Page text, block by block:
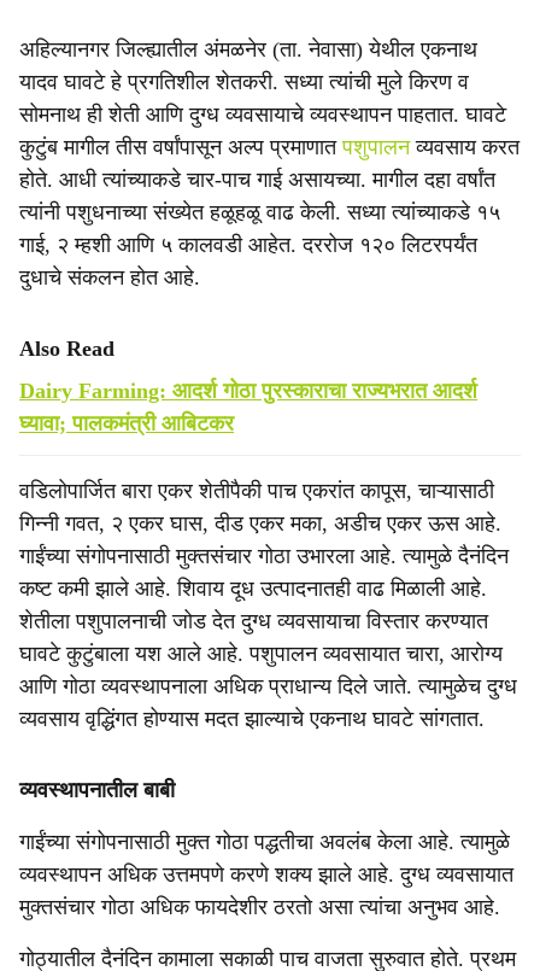
अहिल्यानगर जिल्ह्यातील अंमळनेर (ता. नेवासा) येथील एकनाथ
यादव घावटे हे प्रगतिशील शेतकरी. सध्या त्यांची मुले किरण व
सोमनाथ ही शेती आणि दुग्ध व्यवसायाचे व्यवस्थापन पाहतात. घावटे
कुटुंब मागील तीस वर्षांपासून अल्प प्रमाणातपशुपालनव्यवसाय करत
होते. आधी त्यांच्याकडे चार-पाच गाई असायच्या. मागील दहा वर्षांत
त्यांनी पशुधनाच्या संख्येत हळूहळू वाढ केली. सध्या त्यांच्याकडे १५
गाई, २ म्हशी आणि ५ कालवडी आहेत. दररोज १२० लिटरपर्यंत
दुधाचे संकलन होत आहे.
Also Read
Dairy Farming: आदर्श गोठा पुरस्काराचा राज्यभरात आदर्श
घ्यावा; पालकमंत्री आबिटकर
वडिलोपार्जित बारा एकर शेतीपैकी पाच एकरांत कापूस, चाऱ्यासाठी
गिन्नी गवत, २ एकर घास, दीड एकर मका, अडीच एकर ऊस आहे.
गाईंच्या संगोपनासाठी मुक्तसंचार गोठा उभारला आहे. त्यामुळे दैनंदिन
कष्ट कमी झाले आहे. शिवाय दूध उत्पादनातही वाढ मिळाली आहे.
शेतीला पशुपालनाची जोड देत दुग्ध व्यवसायाचा विस्तार करण्यात
घावटे कुटुंबाला यश आले आहे. पशुपालन व्यवसायात चारा, आरोग्य
आणि गोठा व्यवस्थापनाला अधिक प्राधान्य दिले जाते. त्यामुळेच दुग्ध
व्यवसाय वृद्धिंगत होण्यास मदत झाल्याचे एकनाथ घावटे सांगतात.
व्यवस्थापनातील बाबी
गाईंच्या संगोपनासाठी मुक्त गोठा पद्धतीचा अवलंब केला आहे. त्यामुळे
व्यवस्थापन अधिक उत्तमपणे करणे शक्य झाले आहे. दुग्ध व्यवसायात
मुक्तसंचार गोठा अधिक फायदेशीर ठरतो असा त्यांचा अनुभव आहे.
गोठ्यातील दैनंदिन कामाला सकाळी पाच वाजता सुरुवात होते. प्रथम